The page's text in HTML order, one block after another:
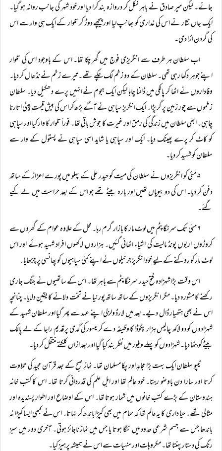
جائے۔ لیکن میر صادق نے باہر نکل کر دروازہ بند کرا دیا اور خود شہر کی جانب روانہ ہو گیا۔
ایک جاں نثار نے اس کی غداری کو بھانپ لیا اور پیچھے دوڑ کر تلوار کے ایک ہی وار سے اس
کی گردن اڑا دی۔
اب سلطان ہر طرف سے انگریزی فوج میں گھر چکا تھا۔ اس کے باوجود اس کی تلوار
اپنے جوہر دکھا رہی تھی۔ سلطان کے دو زخم لگ چکے تھے۔ تیرے زخم نے نڈھال کر دیا۔
وفاداروں نے اٹھا کر پالکی میں ڈالنا چاہا لیکن ایک ہجوم نے انہیں پرے دھکیل دیا۔ سلطان
زخموں سے چور زمین پر گر پڑا۔ ایک انگریز سپاہی نے آگے بڑھ کر اس کی بیش قیمت پیٹی اتارنا
چاہی۔ ابھی سلطان میں زندگی کی رمق اور غیرت کا جوش باقی تھا۔ فوراً‌ تلوار کا وار کیا اور سپاہی
کو کاٹ کر پرے پھینک دیا۔ ایک اور سپاہی یا شاید اسی سپاہی نے پستول کے وار سے
سلطان کو شہید کر دیا۔
۵ مئی کو انگریزوں نے سلطان کی میت کو حیدر علی کے پہلو میں پورے اعزاز کے ساتھ
دفن کر دیا۔ اس کی دو بیویاں تھیں اور بارہ بیٹے تھے جو اس کے بعد حراست میں لے کیے
گئے۔
۶ مئی تک سرنگاپٹم میں لوٹ مار کا بازار گرم رہا۔ محل کے علاوہ عوام کے گھروں سے
کروڑوں اربوں پونڈ مالیت کی اشیاء اٹھائی گئیں۔ ہزاروں لاکھوں افراد شہید ہوئے اور اس
لوٹ مار کو روکنے کے لیے خود انگریز جرنیلوں نے اپنے کئی سپاہیوں کو پھانسی پر چڑھایا۔
اس وقت بڑا شہزادہ فتح حیدر سرنگاپٹم سے باہر تھا۔ اس کے ساتھیوں نے جنگ جاری
رکھنے کا مشورہ دیا۔ مگر انگریزوں کے ساتھ ساتھ پورنیا نے تخت دلانے کا یقین دلایا۔ چنانچہ
اس نے بھی ہتھیار ڈال دیے۔ بعد میں لارڈ ولزلی اپنے عہد سے پھر گیا اور سلطان شہید کے
شہزادوں کو دو لاکھ چالیس ہزار پگوڈا کا وظیفہ دے کر میسور کی گدی پر قدیم راجا کے لے پالک
بیٹے کو بٹھا دیا۔ شہزادوں کو پہلے ویلور میں نظر بند کیا گیا اور بعد ازاں کلکتے منتقل کر دیا۔
ٹیپو سلطان ایک بہت بڑا مجاہد اور پکا مسلمان تھا۔ نمازِ صبح کے بعد قرآن مجید کی تلاوت
کرتا اور سارا دن باوضو رہتا۔ خود عالم تھا اور اہلِ علم کی قدردانی کرتا تھا۔ اس کا کتب خانہ
ہندوستان کے بڑے کتب خانوں میں شمار ہوتا تھا۔ اس کے اوضاع اور اطوار پسندیدہ اور
مثالی تھے۔ حیا داری کا یہ عالم تھا کہ حمام میں بھی کپڑا باندھ کر نہاتا۔ اس نے کبھی ایسا کپڑا نہ
باندھا جس سے جسم شرعی حدود میں ننگا ہوتا یا جس میں نماز ناجائز ہوتی۔ آخری دور میں سبز
رنگ کی دستار پہنتا تھا۔ مکروہات اور منہیات سے اس نے ہمیشہ پرہیز کیا۔